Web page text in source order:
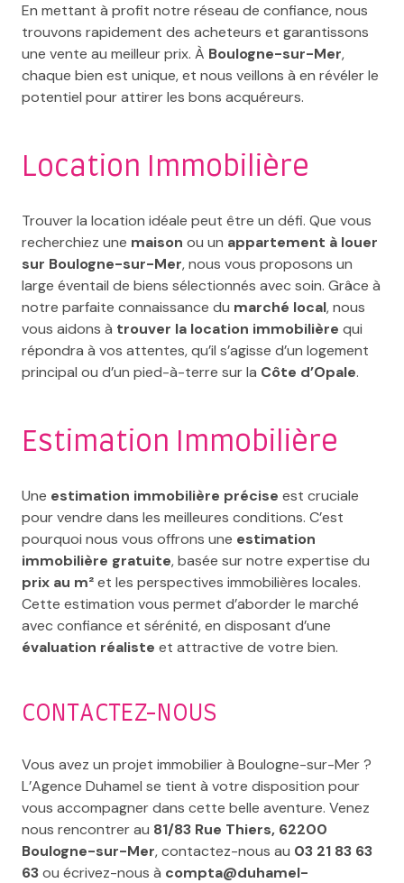
En mettant à profit notre réseau de confiance, nous
trouvons rapidement des acheteurs et garantissons
une vente au meilleur prix. À Boulogne-sur-Mer,
chaque bien est unique, et nous veillons à en révéler le
potentiel pour attirer les bons acquéreurs.
Location Immobilière
Trouver la location idéale peut être un défi. Que vous
recherchiez une maison ou un appartement à louer
sur Boulogne-sur-Mer, nous vous proposons un
large éventail de biens sélectionnés avec soin. Grâce à
notre parfaite connaissance du marché local, nous
vous aidons à trouver la location immobilière qui
répondra à vos attentes, qu’il s’agisse d’un logement
principal ou d’un pied-à-terre sur la Côte d’Opale.
Estimation Immobilière
Une estimation immobilière précise est cruciale
pour vendre dans les meilleures conditions. C’est
pourquoi nous vous offrons une estimation
immobilière gratuite, basée sur notre expertise du
prix au m²et les perspectives immobilières locales.
Cette estimation vous permet d’aborder le marché
avec confiance et sérénité, en disposant d’une
évaluation réaliste et attractive de votre bien.
CONTACTEZ-NOUS
Vous avez un projet immobilier à Boulogne-sur-Mer ?
L’Agence Duhamel se tient à votre disposition pour
vous accompagner dans cette belle aventure. Venez
nous rencontrer au 81/83 Rue Thiers, 62200
Boulogne-sur-Mer, contactez-nous au 03 21 83 63
63ou écrivez-nous à compta@duhamel-